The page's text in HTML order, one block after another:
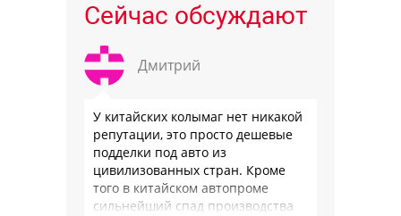
Сейчас обсуждают
Дмитрий
У китайских колымаг нет никакой
репутации, это просто дешевые
подделки под авто из
цивилизованных стран. Кроме
того в китайском автопроме
сильнейший спад производства